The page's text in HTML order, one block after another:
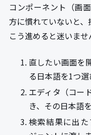
コンポーネント（画
方に慣れていないと、
こう進めると迷いませ
直したい画面を
る日本語を1つ選
エディタ（コー
き、その日本語
検索結果に出た